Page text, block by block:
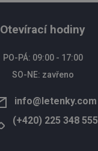
Otevírací hodiny
PO-PÁ: 09:00 - 17:00
SO-NE: zavřeno
info@letenky.com
(+420) 225 348 555